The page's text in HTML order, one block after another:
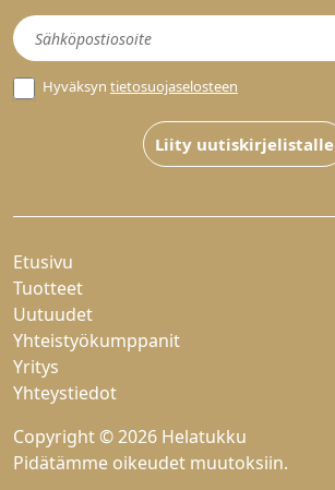
Uutiskirje
Hyväksyn tietosuojaselosteen
Liity uutiskirjelistalle
Etusivu
Tuotteet
Uutuudet
Yhteistyökumppanit
Yritys
Yhteystiedot
Copyright © 2026 Helatukku
Pidätämme oikeudet muutoksiin.